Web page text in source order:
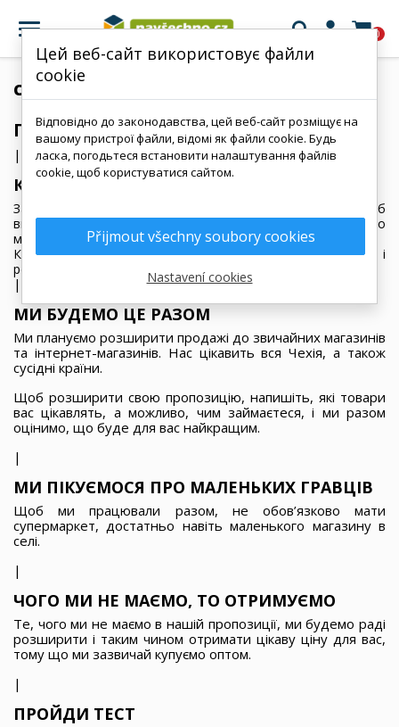
 0
співробітництво
ПРОПОНУЮ СПІВПРАЦЮ
|
КУПІВЛЯ-ПРОДАЖ
Запропонуйте нам продукт або асортимент, які ми могли б
використати для розширення нашого електронного
магазину.
Купуємо, наприклад, цистерни IBC, бочки як разово, так і
регулярно. Однак ми приймаємо й інші пропозиції.
|
МИ БУДЕМО ЦЕ РАЗОМ
Ми плануємо розширити продажі до звичайних магазинів
та інтернет-магазинів. Нас цікавить вся Чехія, а також
сусідні країни.
Щоб розширити свою пропозицію, напишіть, які товари
вас цікавлять, а можливо, чим займаєтеся, і ми разом
оцінимо, що буде для вас найкращим.
|
МИ ПІКУЄМОСЯ ПРО МАЛЕНЬКИХ ГРАВЦІВ
Щоб ми працювали разом, не обов’язково мати
супермаркет, достатньо навіть маленького магазину в
селі.
|
ЧОГО МИ НЕ МАЄМО, ТО ОТРИМУЄМО
Те, чого ми не маємо в нашій пропозиції, ми будемо раді
розширити і таким чином отримати цікаву ціну для вас,
тому що ми зазвичай купуємо оптом.
|
ПРОЙДИ ТЕСТ
Цей веб-сайт використовує файли
cookie
Відповідно до законодавства, цей веб-сайт розміщує на
вашому пристрої файли, відомі як файли cookie. Будь
ласка, погодьтеся встановити налаштування файлів
cookie, щоб користуватися сайтом.
Přijmout všechny soubory cookies
Nastavení cookies